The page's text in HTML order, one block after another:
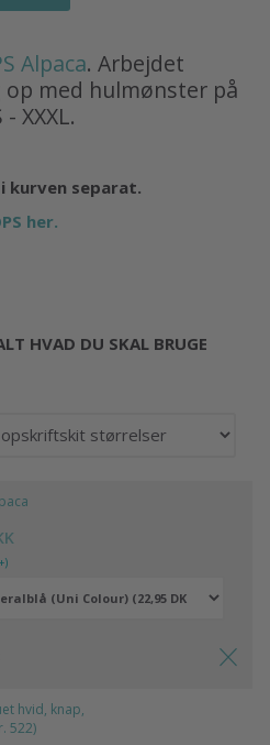
Alpaca. Arbejdet
med hulmønster på
XXXL.
kurven separat.
her.
HVAD DU SKAL BRUGE
hvid, knap,
522)